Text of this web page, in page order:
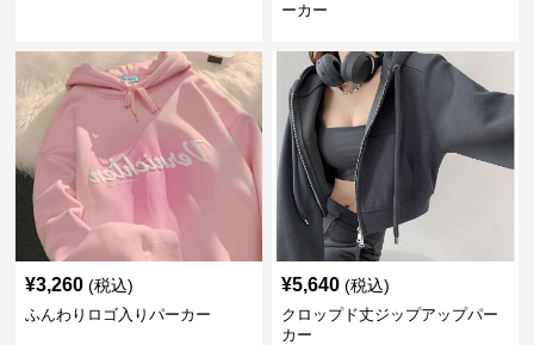
ーカー
¥3,260 (税込)
ふんわりロゴ入りパーカー
¥5,640 (税込)
クロップド丈ジップアップパー
カー